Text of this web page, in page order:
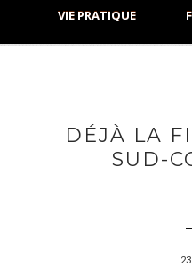
VIE PRATIQUE
DÉJÀ LA
SUD-
23